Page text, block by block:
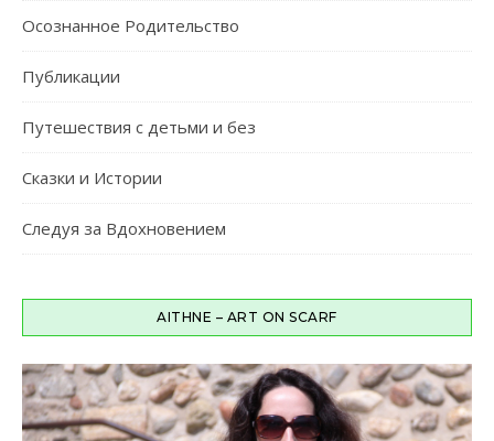
Осознанное Родительство
Публикации
Путешествия c детьми и без
Сказки и Истории
Следуя за Вдохновением
AITHNE – ART ON SCARF